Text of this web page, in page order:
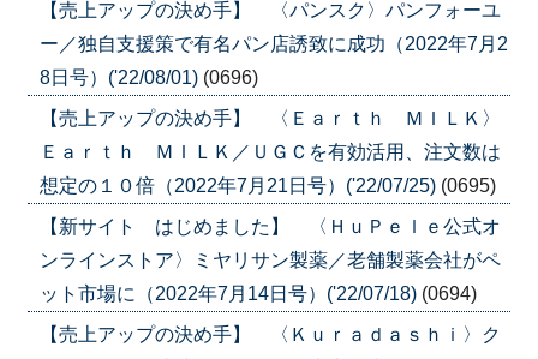
【売上アップの決め手】 〈パンスク〉パンフォーユ
ー／独自支援策で有名パン店誘致に成功（2022年7月2
8日号）('22/08/01) (0696)
【売上アップの決め手】 〈Ｅａｒｔｈ ＭＩＬＫ〉
Ｅａｒｔｈ ＭＩＬＫ／ＵＧＣを有効活用、注文数は
想定の１０倍（2022年7月21日号）('22/07/25) (0695)
【新サイト はじめました】 〈ＨｕＰｅｌｅ公式オ
ンラインストア〉ミヤリサン製薬／老舗製薬会社がペ
ット市場に（2022年7月14日号）('22/07/18) (0694)
【売上アップの決め手】 〈Ｋｕｒａｄａｓｈｉ〉ク